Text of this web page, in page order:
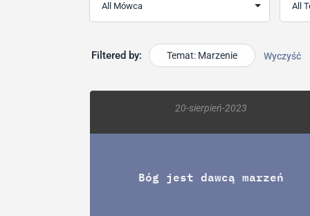
Filtered by: Temat: Marzenie Wyczyść
20-sierpień-2023
Bóg jest dawcą marzeń